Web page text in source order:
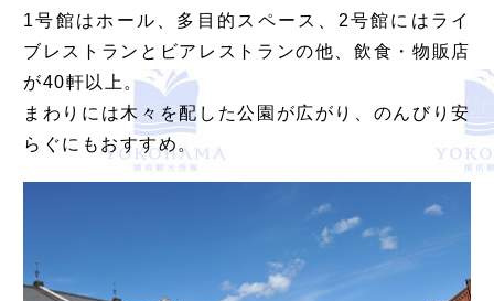
1号館はホール、多目的スペース、2号館にはライ
ブレストランとビアレストランの他、飲食・物販店
が40軒以上。
まわりには木々を配した公園が広がり、のんびり安
らぐにもおすすめ。